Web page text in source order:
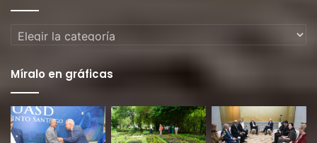
Categorías
Míralo en gráficas